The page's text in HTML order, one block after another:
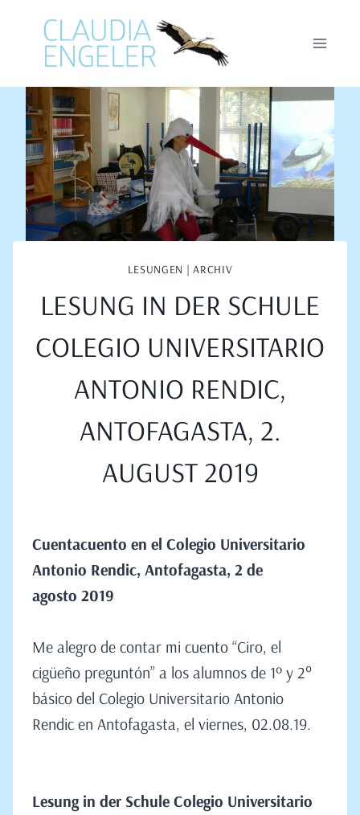
springen
LESUNGEN | ARCHIV
LESUNG IN DER SCHULE
COLEGIO UNIVERSITARIO
ANTONIO RENDIC,
ANTOFAGASTA, 2.
AUGUST 2019
Cuentacuento en el Colegio Universitario
Antonio Rendic, Antofagasta, 2 de
agosto 2019
Me alegro de contar mi cuento “Ciro, el
cigüeño preguntón” a los alumnos de 1º y 2°
básico del Colegio Universitario Antonio
Rendic en Antofagasta, el viernes, 02.08.19.
Lesung in der Schule Colegio Universitario